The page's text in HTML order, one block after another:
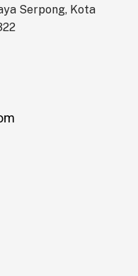
Serpong, Kota